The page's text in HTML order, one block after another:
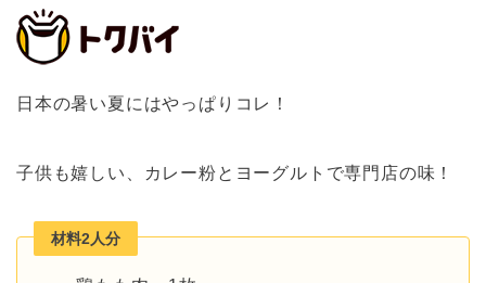
日本の暑い夏にはやっぱりコレ！
子供も嬉しい、カレー粉とヨーグルトで専門店の味！
材料2人分